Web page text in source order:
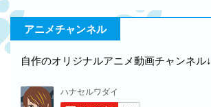
アニメチャンネル
自作のオリジナルアニメ動画チャンネル↓